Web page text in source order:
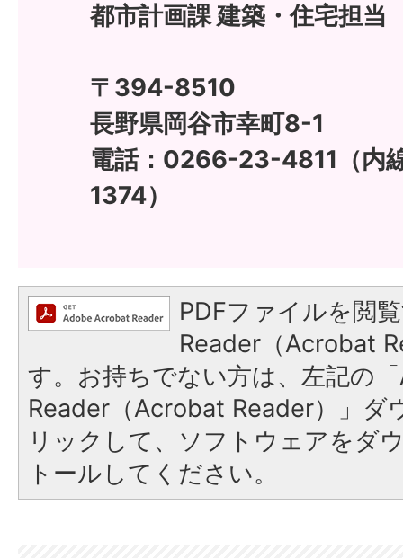
都市計画課 建築・住宅担当
〒394-8510
長野県岡谷市幸町8-1
電話：0266-23-4811（内
1374）
PDFファイルを閲
Reader（Acrobat
す。お持ちでない方は、左記の
Reader（Acrobat Reader）」ダ
リックして、ソフトウェアをダ
トールしてください。